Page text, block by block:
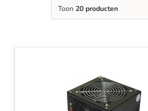
Services
Toon 20 producten